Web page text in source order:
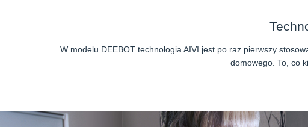
W modelu DEEBOT technologia AIVI jest po raz pierwszy
domowego. To, co